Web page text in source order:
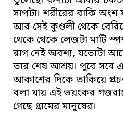
সাপটা। শরীরের বাকি অংশ
আর সেই কুণ্ডলী থেকে
থেকে থেকে লেজটা মাটি
রাগ নেই অবশ্য, যতোটা
তার শেষ আশ্রয়। পুবে সবে
আকাশের দিকে তাকিয়ে
বলা যায় এই ভয়ংকর
গেছে গ্রামের মানুষের।